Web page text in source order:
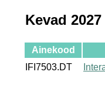
Kevad 2027
Ainekood
IFI7503.DT